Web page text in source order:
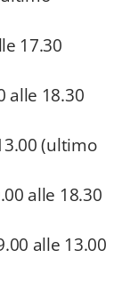
17.30
alle 18.30
(ultimo
alle 18.30
alle 13.00